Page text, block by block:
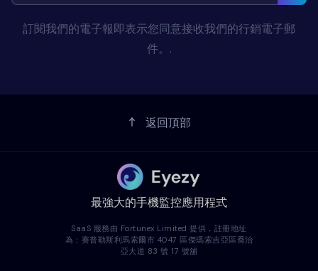
訂閱我們的電子報即表示您同意接收我們的行銷電子郵
件。.
返回頂部
最強大的手機監控應用程式
SaaS 服務由 Fortunex Limited 提供，註冊地址
為：賽普勒斯利馬索爾市 4047 區傑瑪索吉亞區喬治
亞大道 83 號 17 號舖